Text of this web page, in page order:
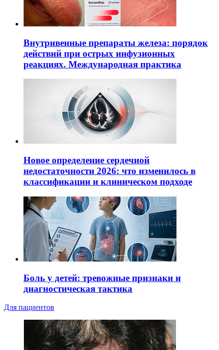
Внутривенные препараты железа: порядок
действий при острых инфузионных
реакциях. Международная практика
Новое определение сердечной
недостаточности 2026: что изменилось в
классификации и клиническом подходе
Боль у детей: тревожные признаки и
диагностическая тактика
Для пациентов